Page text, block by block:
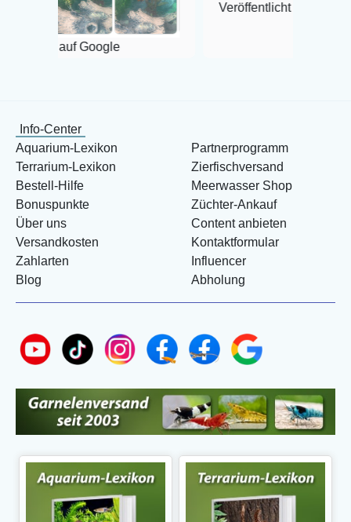
Veröffentlicht auf Google
Info-Center
Aquarium-Lexikon
Terrarium-Lexikon
Bestell-Hilfe
Bonuspunkte
Über uns
Versandkosten
Zahlarten
Blog
Partnerprogramm
Zierfischversand
Meerwasser Shop
Züchter-Ankauf
Content anbieten
Kontaktformular
Influencer
Abholung